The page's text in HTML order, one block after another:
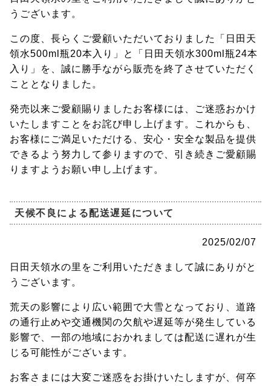
うございます。
この度、長らくご愛顧いただいておりました「日田天
領水500ml瓶20本入り」と「日田天領水300ml瓶24本
入り」を、誠に勝手ながら販売を終了させていただく
こととなりました。
発売以来ご愛顧賜りましたお客様には、ご迷惑おかけ
いたしますことをお詫び申し上げます。これからも、
お客様にご満足いただける、安心・安全な製品を提供
できるよう努力して参りますので、引き続きご愛顧賜
りますようお願い申し上げます。
天候不良による配送遅延について
2025/02/07
日田天領水の里をご利用いただきまして誠にありがと
うございます。
荒天の影響により広い範囲で大雪となっており、道路
の通行止めや交通機関の欠航や遅延等が発生している
影響で、一部の地域におかれましては配送に遅れが生
じる可能性がございます。
お客さまには大変ご迷惑をお掛けいたしますが、何卒